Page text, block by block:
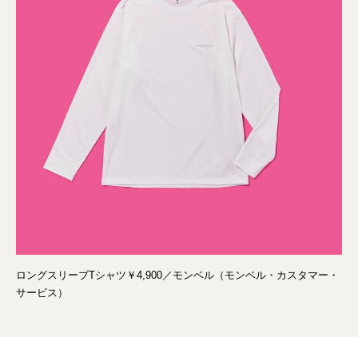
ロングスリーブTシャツ￥4,900／モンベル（モンベル・カスタマー・
サービス）